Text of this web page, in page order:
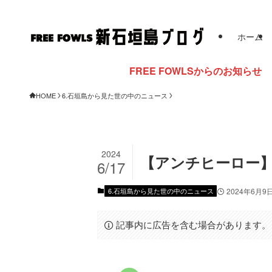
ホーム
FREE FOWLSからのお知らせ
HOME 6.石垣島から見た世の中のニュース
【アンチヒーロー
2024
6/17
6.石垣島から見た世の中のニュース 2024年6月9
記事内に広告を含む場合があります。